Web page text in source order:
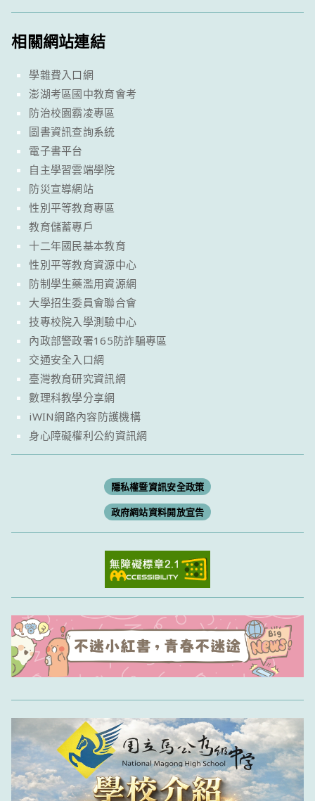
相關網站連結
學雜費入口網
澎湖考區國中教育會考
防治校園霸凌專區
圖書資訊查詢系統
電子書平台
自主學習雲端學院
防災宣導網站
性別平等教育專區
教育儲蓄專戶
十二年國民基本教育
性別平等教育資源中心
防制學生藥濫用資源網
大學招生委員會聯合會
技專校院入學測驗中心
內政部警政署165防詐騙專區
交通安全入口網
臺灣教育研究資訊網
數理科教學分享網
iWIN網路內容防護機構
身心障礙權利公約資訊網
隱私權暨資訊安全政策
政府網站資料開放宣告